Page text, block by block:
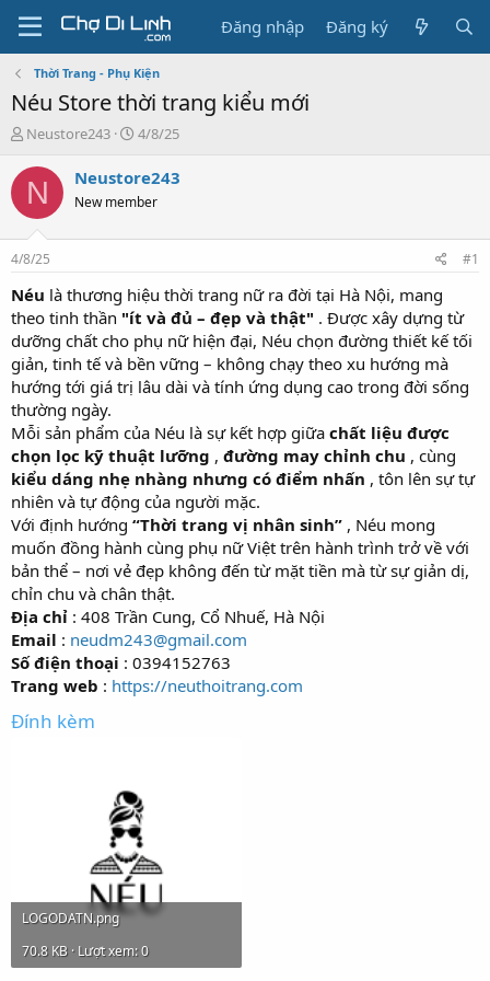
Đăng nhập Đăng ký
Thời Trang - Phụ Kiện
Néu Store thời trang kiểu mới
T
r
e
a
s
t
a
t
e
r
Neustore243
N
à
y
g
4/8/25
N Neustore243
New member
4/8/25 #1
Néu là thương hiệu thời trang nữ ra đời tại Hà Nội, mang
theo tinh thần "ít và đủ – đẹp và thật" . Được xây dựng từ
dưỡng chất cho phụ nữ hiện đại, Néu chọn đường thiết kế tối
giản, tinh tế và bền vững – không chạy theo xu hướng mà
hướng tới giá trị lâu dài và tính ứng dụng cao trong đời sống
thường ngày.
Mỗi sản phẩm của Néu là sự kết hợp giữa chất liệu được
chọn lọc kỹ thuật lưỡng , đường may chỉnh chu , cùng
kiểu dáng nhẹ nhàng nhưng có điểm nhấn , tôn lên sự tự
nhiên và tự động của người mặc.
Với định hướng “Thời trang vị nhân sinh” , Néu mong
muốn đồng hành cùng phụ nữ Việt trên hành trình trở về với
bản thể – nơi vẻ đẹp không đến từ mặt tiền mà từ sự giản dị,
chỉn chu và chân thật.
Địa chỉ : 408 Trần Cung, Cổ Nhuế, Hà Nội
Email : neudm243@gmail.com
Số điện thoại : 0394152763
Trang web : https://neuthoitrang.com
Đính kèm
LOGODATN.png
70.8 KB · Lượt xem: 0